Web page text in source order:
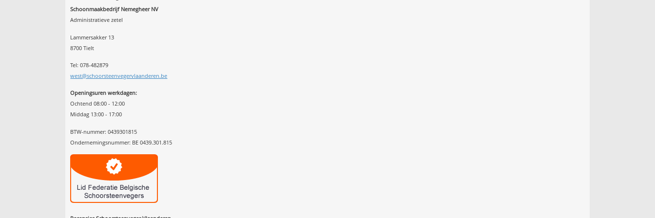
Schoonmaakbedrijf Nemegheer NV
Administratieve zetel
Lammersakker 13
8700 Tielt
Tel: 078-482879
west@schoorsteenvegervlaanderen.be
Openingsuren werkdagen:
Ochtend 08:00 - 12:00
Middag 13:00 - 17:00
BTW-nummer: 0439301815
Ondernemingsnummer: BE 0439.301.815